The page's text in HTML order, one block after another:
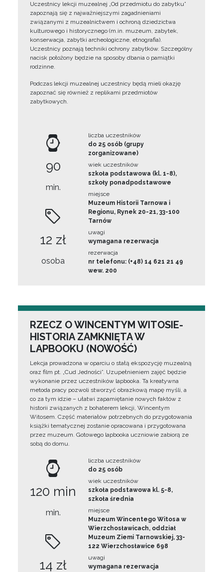
Uczestnicy lekcji muzealnej „Od przedmiotu do zabytku”
zapoznają się z najważniejszymi zagadnieniami
związanymi z muzealnictwem i ochroną dziedzictwa
kulturowego i historycznego (m.in. muzeum, zabytek,
konserwacja, zabytki archeologiczne, etnografia).
Uczestnicy poznają techniki ochrony zabytków. Szczególny
nacisk położony będzie na sposoby dbania o pamiątki
rodzinne.
Podczas lekcji muzealnej uczestnicy będą mieli okazję
zapoznać się również z replikami przedmiotów
zabytkowych.
90
min.
12 zł
osoba
liczba uczestników
do 25 osób (grupy
zorganizowane)
wiek uczestników
szkoła podstawowa (kl. 1-8),
szkoły ponadpodstawowe
miejsce
Muzeum Historii Tarnowa i
Regionu, Rynek 20-21, 33-100
Tarnów
uwagi
wymagana rezerwacja
rezerwacja
nr telefonu: (+48) 14 621 21 49
wew. 200
RZECZ O WINCENTYM WITOSIE-
HISTORIA ZAMKNIĘTA W
LAPBOOKU (NOWOŚĆ)
Lekcja prowadzona w oparciu o stałą ekspozycję muzealną
oraz film pt. „Cud Jedności”. Uzupełnieniem zajęć będzie
wykonanie przez uczestników lapbooka. Ta kreatywna
metoda pracy pozwoli stworzyć obrazkową mapę myśli, a
co za tym idzie – ułatwi zapamiętanie nowych faktów z
historii związanych z bohaterem lekcji, Wincentym
Witosem. Część materiałów potrzebnych do przygotowania
książki tematycznej zostanie opracowana i przygotowana
przez muzeum. Gotowego lapbooka uczniowie zabiorą ze
sobą do domu.
120 min
min.
14 zł
liczba uczestników
do 25 osób
wiek uczestników
szkoła podstawowa kl. 5-8,
szkoła średnia
miejsce
Muzeum Wincentego Witosa w
Wierzchosławicach, oddział
Muzeum Ziemi Tarnowskiej, 33-
122 Wierzchosławice 698
uwagi
wymagana rezerwacja